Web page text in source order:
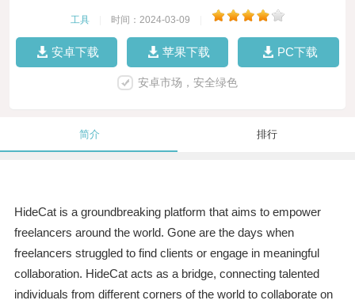
工具 时间：2024-03-09
安卓下载 苹果下载 PC下载
安卓市场，安全绿色
简介 排行
HideCat is a groundbreaking platform that aims to empower
freelancers around the world. Gone are the days when
freelancers struggled to find clients or engage in meaningful
collaboration. HideCat acts as a bridge, connecting talented
individuals from different corners of the world to collaborate on